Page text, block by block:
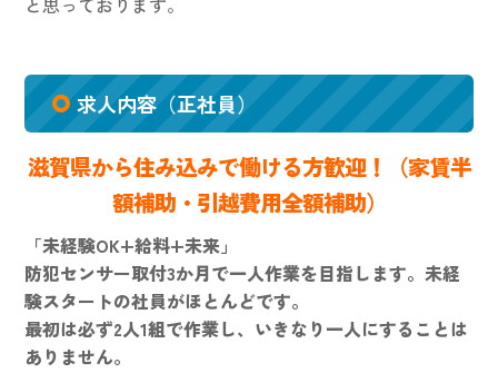
求人内容（正社員）
滋賀県から住み込みで働ける方歓迎！（家賃半
額補助・引越費用全額補助）
「未経験OK+給料+未来」
防犯センサー取付3か月で一人作業を目指します。未経
験スタートの社員がほとんどです。
最初は必ず2人1組で作業し、いきなり一人にすることは
ありません。